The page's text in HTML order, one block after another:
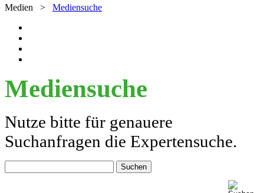
Medien > Mediensuche
Mediensuche
Nutze bitte für genauere
Suchanfragen die Expertensuche.